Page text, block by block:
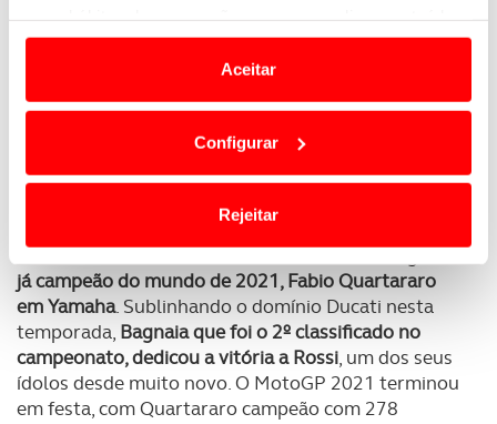
e anúncios de modo a promover produtos e/ou serviços.
Em alguns casos, a utilização destas tecnologias
termos e a todo o tempo as suas preferências e limitando
o acesso a informações durante a navegação no
personalizar conteúdos e anúncios, para lhe proporcionar
funcionalidades de redes sociais, bem como para
analisar dados de navegação no nosso website.
Adicionalmente partilhamos informação, relativa à sua
utilização do nosso site de publicidade e de análise, com
Aceitar
Configurar
Rejeitar
um pódio inédito, com as três Ducati de
“Peco” Bagnaia, Jorge Martin e Jack Miller
classificaram-se Joan Mir em Suzuki e no 5º lugaro
já campeão do mundo de 2021, Fabio Quartararo
em Yamaha. Sublinhando o domínio Ducati nesta
temporada, Bagnaia que foi o 2º classificado no
campeonato, dedicou a vitória a Rossi, um dos seus
ídolos desde muito novo. O MotoGP 2021 terminou
em festa, com Quartararo campeão com 278